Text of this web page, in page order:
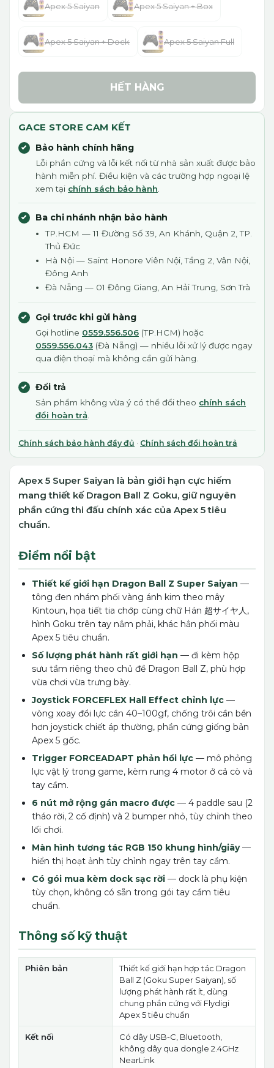
Apex 5 Saiyan Apex 5 Saiyan + Box
Apex 5 Saiyan + Dock Apex 5 Saiyan Full
HẾT HÀNG
GACE STORE CAM KẾT
Bảo hành chính hãng
Lỗi phần cứng và lỗi kết nối từ nhà sản xuất được bảo
hành miễn phí. Điều kiện và các trường hợp ngoại lệ
xem tại chính sách bảo hành
Ba chi nhánh nhận bảo hành
TP.HCM — 11 Đường Số 39, An Khánh, Quận 2, TP.
Thủ Đức
Hà Nội — Saint Honore Viên Nội, Tầng 2, Vân Nội,
Đông Anh
Đà Nẵng — 01 Đông Giang, An Hải Trung, Sơn Trà
Gọi trước khi gửi hàng
Gọi hotline 0559.556.506 (TP.HCM) hoặc
0559.556.043 (Đà Nẵng) — nhiều lỗi xử lý được ngay
qua điện thoại mà không cần gửi hàng.
Đổi trả
Sản phẩm không vừa ý có thể đổi theo chính sách
đổi hoàn trả
Chính sách bảo hành đầy đủ · Chính sách đổi hoàn trả
Apex 5 Super Saiyan là bản giới hạn cực hiếm
mang thiết kế Dragon Ball Z Goku, giữ nguyên
phần cứng thi đấu chính xác của Apex 5 tiêu
chuẩn.
Điểm nổi bật
Thiết kế giới hạn Dragon Ball Z Super Saiyan —
tông đen nhám phối vàng ánh kim theo mây
Kintoun, họa tiết tia chớp cùng chữ Hán 超サイヤ人,
hình Goku trên tay nắm phải, khác hẳn phối màu
Apex 5 tiêu chuẩn.
Số lượng phát hành rất giới hạn — đi kèm hộp
sưu tầm riêng theo chủ đề Dragon Ball Z, phù hợp
vừa chơi vừa trưng bày.
Joystick FORCEFLEX Hall Effect chỉnh lực —
vòng xoay đổi lực cần 40–100gf, chống trôi cần bền
hơn joystick chiết áp thường, phần cứng giống bản
Apex 5 gốc.
Trigger FORCEADAPT phản hồi lực — mô phỏng
lực vật lý trong game, kèm rung 4 motor ở cả cò và
tay cầm.
6 nút mở rộng gán macro được — 4 paddle sau (2
tháo rời, 2 cố định) và 2 bumper nhỏ, tùy chỉnh theo
lối chơi.
Màn hình tương tác RGB 150 khung hình/giây—
hiển thị hoạt ảnh tùy chỉnh ngay trên tay cầm.
Có gói mua kèm dock sạc rời — dock là phụ kiện
tùy chọn, không có sẵn trong gói tay cầm tiêu
chuẩn.
Thông số kỹ thuật
Phiên bản
Thiết kế giới hạn hợp tác Dragon
Ball Z (Goku Super Saiyan), số
lượng phát hành rất ít, dùng
chung phần cứng với Flydigi
Apex 5 tiêu chuẩn
Kết nối
Có dây USB-C, Bluetooth,
không dây qua dongle 2.4GHz
NearLink